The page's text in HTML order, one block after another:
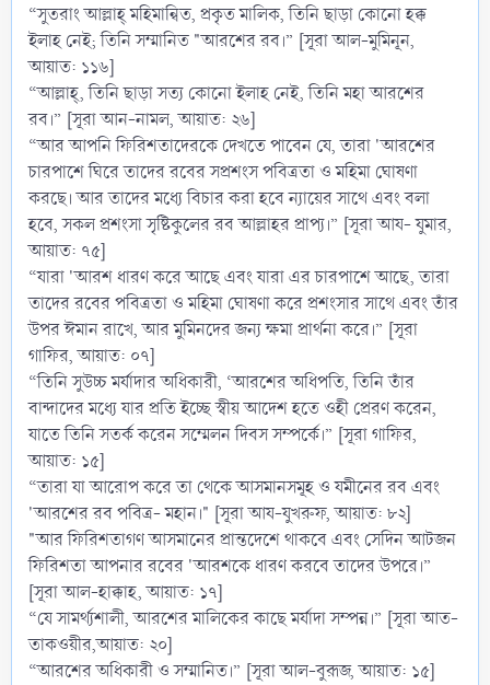
“সুতরাং আল্লাহ্ মহিমান্বিত, প্রকৃত মালিক, তিনি ছাড়া কোনো হক্ক
ইলাহ নেই; তিনি সম্মানিত "আরশের রব।” [সূরা আল-মুমিনূন,
আয়াত: ১১৬]
“আল্লাহ্, তিনি ছাড়া সত্য কোনো ইলাহ নেই, তিনি মহা আরশের
রব।” [সূরা আন-নামল, আয়াত: ২৬]
“আর আপনি ফিরিশতাদেরকে দেখতে পাবেন যে, তারা 'আরশের
চারপাশে ঘিরে তাদের রবের সপ্রশংস পবিত্রতা ও মহিমা ঘোষণা
করছে। আর তাদের মধ্যে বিচার করা হবে ন্যায়ের সাথে এবং বলা
হবে, সকল প্রশংসা সৃষ্টিকুলের রব আল্লাহর প্রাপ্য।” [সূরা আয- যুমার,
আয়াত: ৭৫]
“যারা 'আরশ ধারণ করে আছে এবং যারা এর চারপাশে আছে, তারা
তাদের রবের পবিত্রতা ও মহিমা ঘোষণা করে প্রশংসার সাথে এবং তাঁর
উপর ঈমান রাখে, আর মুমিনদের জন্য ক্ষমা প্রার্থনা করে।” [সূরা
গাফির, আয়াত: ০৭]
“তিনি সুউচ্চ মর্যাদার অধিকারী, ‘আরশের অধিপতি, তিনি তাঁর
বান্দাদের মধ্যে যার প্রতি ইচ্ছে স্বীয় আদেশ হতে ওহী প্রেরণ করেন,
যাতে তিনি সতর্ক করেন সম্মেলন দিবস সম্পর্কে।” [সূরা গাফির,
আয়াত: ১৫]
“তারা যা আরোপ করে তা থেকে আসমানসমূহ ও যমীনের রব এবং
'আরশের রব পবিত্র- মহান।" [সূরা আয-যুখরুফ, আয়াত: ৮২]
"আর ফিরিশতাগণ আসমানের প্রান্তদেশে থাকবে এবং সেদিন আটজন
ফিরিশতা আপনার রবের 'আরশকে ধারণ করবে তাদের উপরে।”
[সূরা আল-হাক্কাহ, আয়াত: ১৭]
“যে সামর্থ্যশালী, আরশের মালিকের কাছে মর্যাদা সম্পন্ন।” [সূরা আত-
তাকওয়ীর,আয়াত: ২০]
“আরশের অধিকারী ও সম্মানিত।” [সূরা আল-বুরূজ, আয়াত: ১৫]